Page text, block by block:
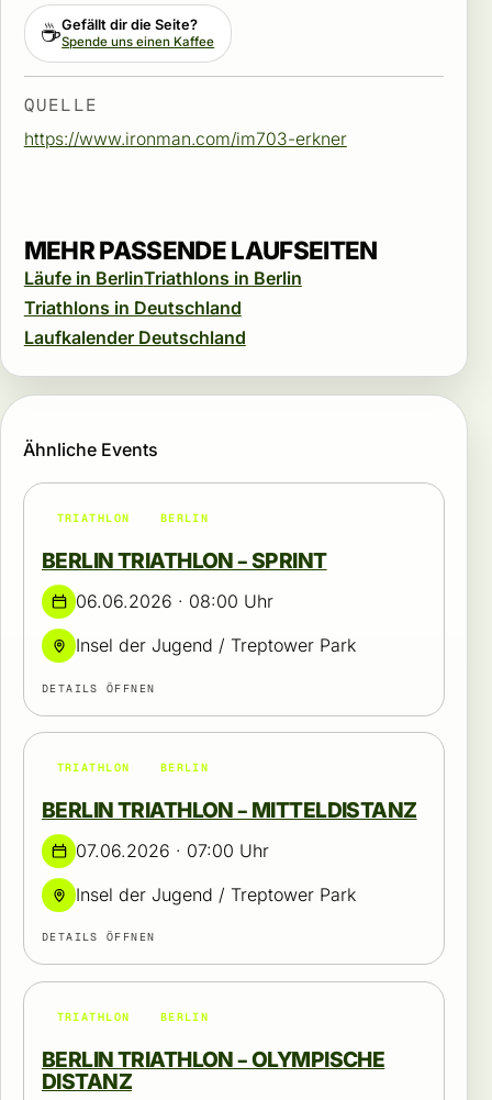
☕Gefällt dir die Seite?
Spende uns einen Kaffee
QUELLE
https://www.ironman.com/im703-erkner
MEHR PASSENDE LAUFSEITEN
Läufe in BerlinTriathlons in Berlin
Triathlons in Deutschland
Laufkalender Deutschland
Ähnliche Events
TRIATHLON BERLIN
BERLIN TRIATHLON – SPRINT
06.06.2026 · 08:00 Uhr
Insel der Jugend / Treptower Park
DETAILS ÖFFNEN
TRIATHLON BERLIN
BERLIN TRIATHLON – MITTELDISTANZ
07.06.2026 · 07:00 Uhr
Insel der Jugend / Treptower Park
DETAILS ÖFFNEN
TRIATHLON BERLIN
BERLIN TRIATHLON – OLYMPISCHE
DISTANZ